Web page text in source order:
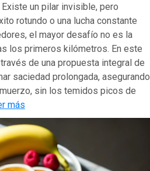
un pilar invisible, pero
rotundo o una lucha constante
el mayor desafío no es la
los primeros kilómetros. En este
de una propuesta integral de
saciedad prolongada, asegurando
sin los temidos picos de
más